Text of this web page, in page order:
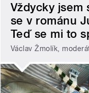
Vždycky jsem
se v románu
Teď se mi to
Václav Žmolík,